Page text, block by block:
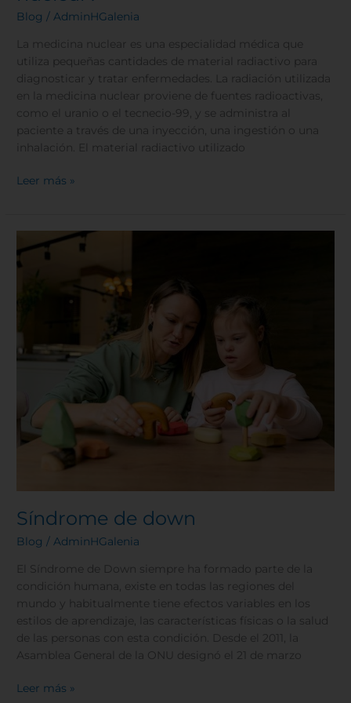
Blog /AdminHGalenia
La medicina nuclear es una especialidad médica que
utiliza pequeñas cantidades de material radiactivo para
diagnosticar y tratar enfermedades. La radiación utilizada
en la medicina nuclear proviene de fuentes radioactivas,
como el uranio o el tecnecio-99, y se administra al
paciente a través de una inyección, una ingestión o una
inhalación. El material radiactivo utilizado
Leer más »
Síndrome de down
Blog / AdminHGalenia
El Síndrome de Down siempre ha formado parte de la
condición humana, existe en todas las regiones del
mundo y habitualmente tiene efectos variables en los
estilos de aprendizaje, las características físicas o la salud
de las personas con esta condición. Desde el 2011, la
Asamblea General de la ONU designó el 21 de marzo
Síndrome
de
Leer más »